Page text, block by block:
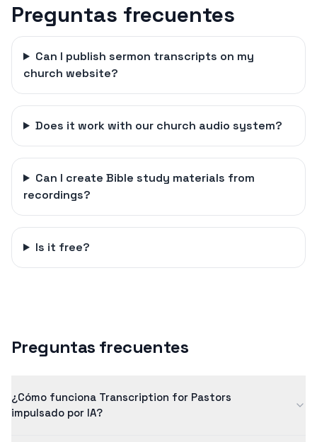
Preguntas frecuentes
Can I publish sermon transcripts on my
church website?
Does it work with our church audio system?
Can I create Bible study materials from
recordings?
Is it free?
Preguntas frecuentes
¿Cómo funciona Transcription for Pastors
impulsado por IA?